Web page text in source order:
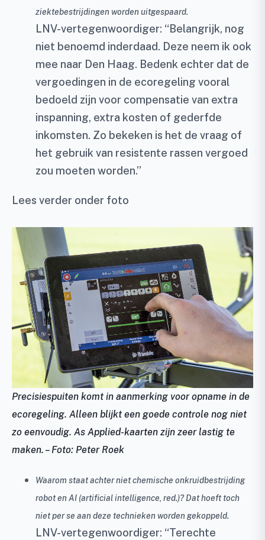
ziektebestrijdingen worden uitgespaard.
LNV-vertegenwoordiger: “Belangrijk, nog
niet benoemd inderdaad. Deze neem ik ook
mee naar Den Haag. Bedenk echter dat de
vergoedingen in de ecoregeling vooral
bedoeld zijn voor compensatie van extra
inspanning, extra kosten of gederfde
inkomsten. Zo bekeken is het de vraag of
het gebruik van resistente rassen vergoed
zou moeten worden.”
Lees verder onder foto
Precisiespuiten komt in aanmerking voor opname in de
ecoregeling. Alleen blijkt een goede controle nog niet
zo eenvoudig. As Applied-kaarten zijn zeer lastig te
maken. – Foto: Peter Roek
Waarom staat achter niet chemische onkruidbestrijding
robot en AI (artificial intelligence, red.)? Dat hoeft toch
niet per se aan deze technieken worden gekoppeld.
LNV-vertegenwoordiger: “Terechte